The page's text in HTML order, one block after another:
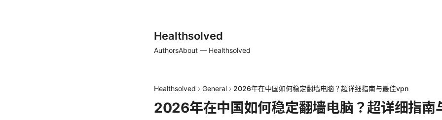
Healthsolved
AuthorsAbout — Healthsolved
Healthsolved › General › 2026年在中国如何稳定翻墙电脑？超详细指南与最佳vpn
2026年在中国如何稳定翻墙电脑？超详细指南